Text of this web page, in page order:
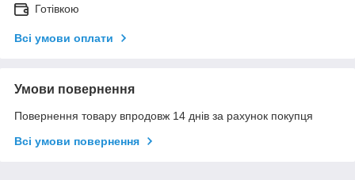
Готівкою
Всі умови оплати
Умови повернення
Повернення товару впродовж 14 днів за рахунок покупця
Всі умови повернення